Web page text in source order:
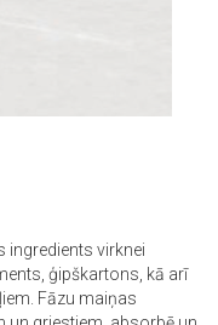
ingredients virknei
ģipškartons, kā arī
Fāzu maiņas